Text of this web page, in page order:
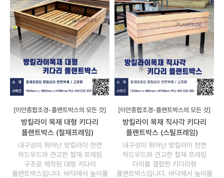
[이안종합조경-플랜트박스의 모든 것]
방킬라이 목재 대형 키다리
플랜트박스 (철재프레임)
내구성이 뛰어난 방킬라이 천연
하드우드와 견고한 철재 프레임
구조로 제작된 대형 키다리
플랜트박스입니다. 바닥에서 높이를
[이안종합조경-플랜트박스의 모든 것]
방킬라이 목재 직사각 키다리
플랜트박스 (스틸프레임)
내구성이 뛰어난 방킬라이 천연
하드우드와 견고한 철재 프레임
다리를 결합한 키다리형
플랜트박스입니다. 바닥에서 높이를